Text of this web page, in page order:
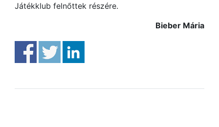
Játékklub felnőttek részére.
Bieber Mária